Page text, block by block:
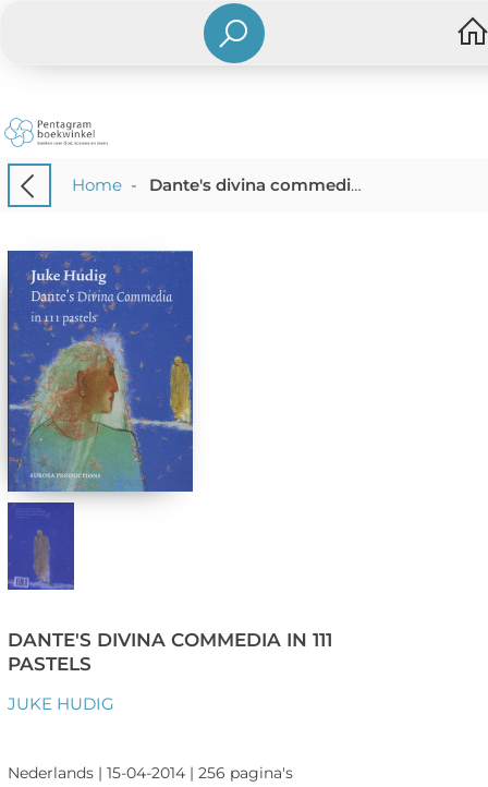
Home- Dante's divina commedia in 111 pastels
DANTE'S DIVINA COMMEDIA IN 111
PASTELS
JUKE HUDIG
Nederlands | 15-04-2014 | 256 pagina's